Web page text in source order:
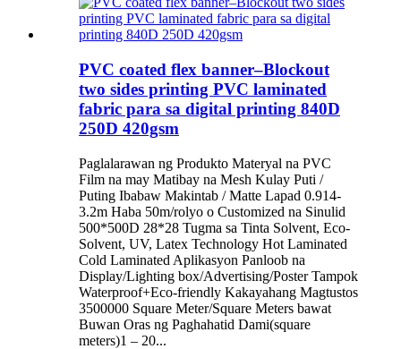
PVC coated flex banner–Blockout
two sides printing PVC laminated
fabric para sa digital printing 840D
250D 420gsm
Paglalarawan ng Produkto Materyal na PVC
Film na may Matibay na Mesh Kulay Puti /
Puting Ibabaw Makintab / Matte Lapad 0.914-
3.2m Haba 50m/rolyo o Customized na Sinulid
500*500D 28*28 Tugma sa Tinta Solvent, Eco-
Solvent, UV, Latex Technology Hot Laminated
Cold Laminated Aplikasyon Panloob na
Display/Lighting box/Advertising/Poster Tampok
Waterproof+Eco-friendly Kakayahang Magtustos
3500000 Square Meter/Square Meters bawat
Buwan Oras ng Paghahatid Dami(square
meters)1 – 20...